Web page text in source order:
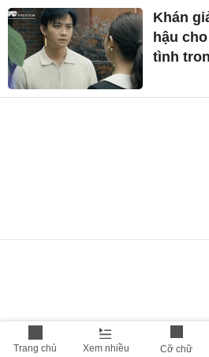
Trang chủ Xem nhiều Cỡ chữ